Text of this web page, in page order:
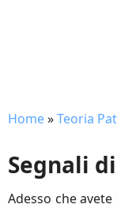
Home»Teoria
Segnali
Adesso che